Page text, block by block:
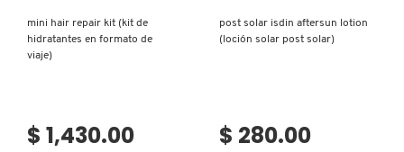
mini hair repair kit (kit de
hidratantes en formato de
viaje)
$ 1,430.00
post solar isdin aftersun lotion
(loción solar post solar)
$ 280.00